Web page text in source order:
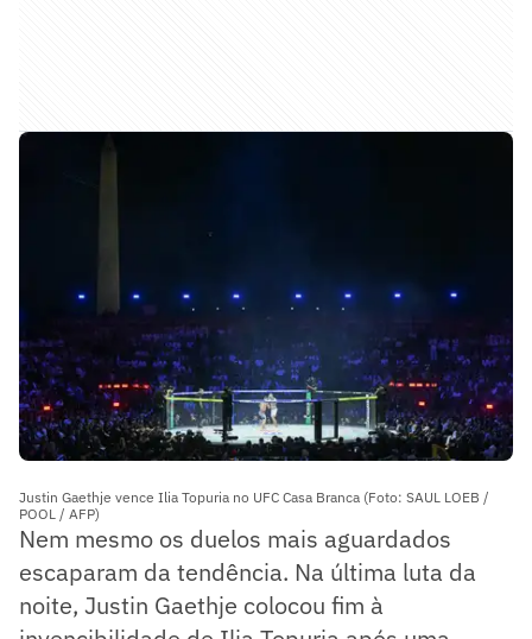
Justin Gaethje vence Ilia Topuria no UFC Casa Branca (Foto: SAUL LOEB /
POOL / AFP)
Nem mesmo os duelos mais aguardados
escaparam da tendência. Na última luta da
noite, Justin Gaethje colocou fim à